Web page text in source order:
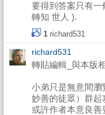
要得到答案只有
轉知 世人 ).
1 richard531
richard531
轉貼編輯_與本版
小弟只是無意間
妙善的徒眾）群起
或許作者本意良